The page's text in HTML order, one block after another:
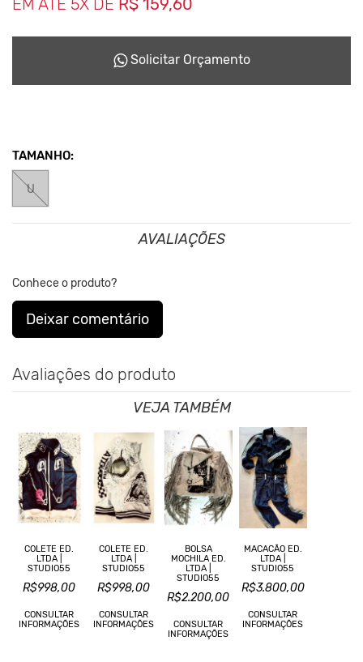
seriam jogadas no meio ambiente.
Solicitar Orçamento
TAMANHO:
U
AVALIAÇÕES
Conhece o produto?
Deixar comentário
Avaliações do produto
VEJA TAMBÉM
COLETE ED.
LTDA |
STUDIO55
R$998,00
CONSULTAR
INFORMAÇÕES
COLETE ED.
LTDA |
STUDIO55
R$998,00
CONSULTAR
INFORMAÇÕES
BOLSA
MOCHILA ED.
LTDA |
STUDIO55
R$2.200,00
CONSULTAR
INFORMAÇÕES
MACACÃO ED.
LTDA |
STUDIO55
R$3.800,00
CONSULTAR
INFORMAÇÕES